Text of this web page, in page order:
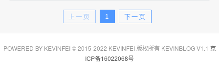
上一页 1 下一页
POWERED BY KEVINFEI © 2015-2022 KEVINFEI 版权所有 KEVINBLOG V1.1 京
ICP备16022068号